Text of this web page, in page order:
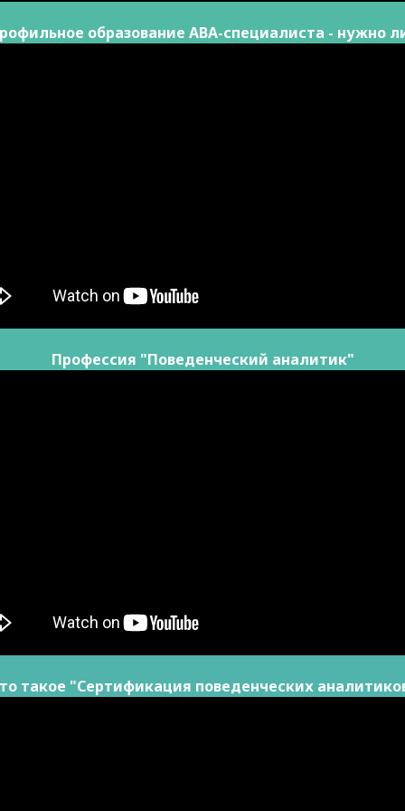
образование АВА-специалиста - нужно
Профессия "Поведенческий аналитик"
такое "Сертификация поведенческих